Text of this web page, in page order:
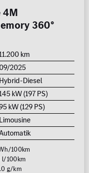
4M
360°
km
2025
Hybrid-Diesel
kW (197 PS)
kW (129 PS)
Limousine
100km
l/100km
g/km